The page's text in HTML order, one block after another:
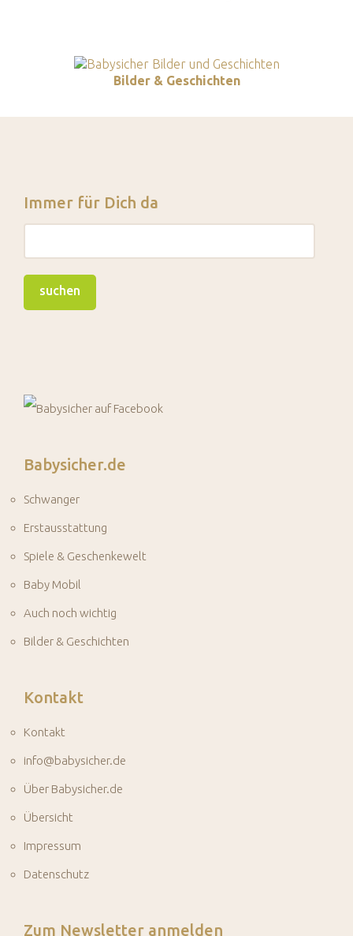
Bilder & Geschichten
Immer für Dich da
Babysicher.de
Schwanger
Erstausstattung
Spiele & Geschenkewelt
Baby Mobil
Auch noch wichtig
Bilder & Geschichten
Kontakt
Kontakt
info@babysicher.de
Über Babysicher.de
Übersicht
Impressum
Datenschutz
Zum Newsletter anmelden